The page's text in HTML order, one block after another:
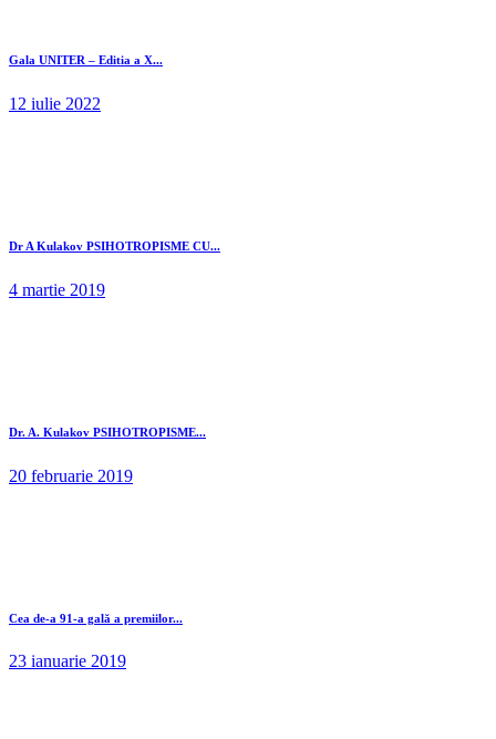
Gala UNITER – Editia a X...
12 iulie 2022
Dr A Kulakov PSIHOTROPISME CU...
4 martie 2019
Dr. A. Kulakov PSIHOTROPISME...
20 februarie 2019
Cea de-a 91-a gală a premiilor...
23 ianuarie 2019